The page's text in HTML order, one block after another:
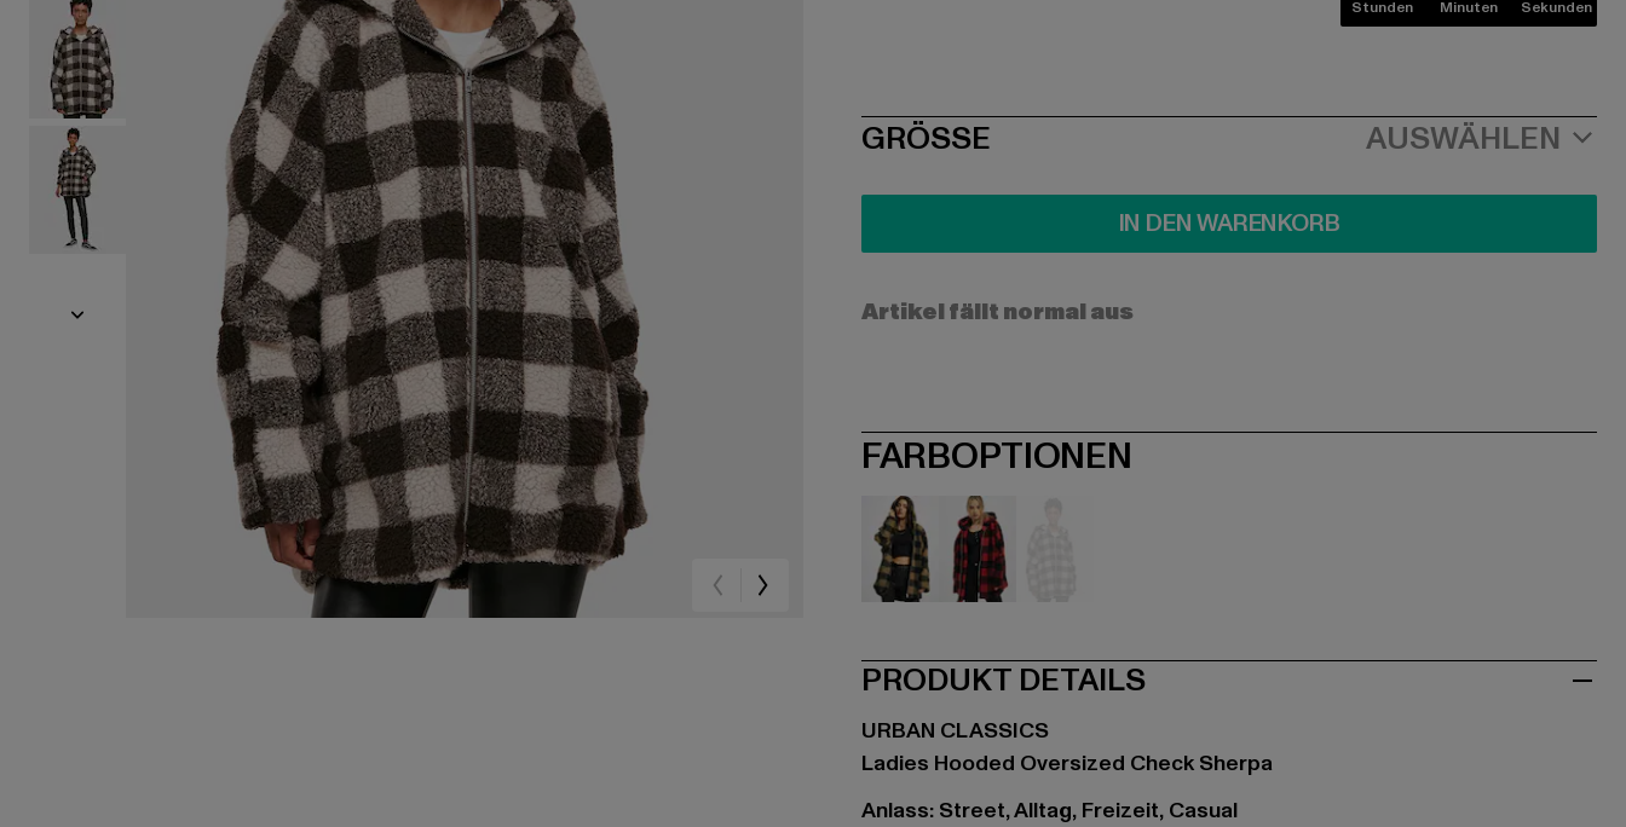
Stunden Minuten Sekunden
SIZE
GRÖSSE AUSWÄHLEN
IN DEN WARENKORB
Artikel fällt normal aus
FARBOPTIONEN
PRODUKT DETAILS
URBAN CLASSICS
Ladies Hooded Oversized Check Sherpa
Anlass: Street, Alltag, Freizeit, Casual